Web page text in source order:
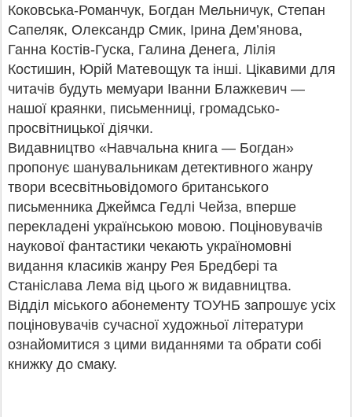
Коковська-Романчук, Богдан Мельничук, Степан
Сапеляк, Олександр Смик, Ірина Дем’янова,
Ганна Костів-Гуска, Галина Денега, Лілія
Костишин, Юрій Матевощук та інші. Цікавими для
читачів будуть мемуари Іванни Блажкевич —
нашої краянки, письменниці, громадсько-
просвітницької діячки.
Видавництво «Навчальна книга — Богдан»
пропонує шанувальникам детективного жанру
твори всесвітньовідомого британського
письменника Джеймса Гедлі Чейза, вперше
перекладені українською мовою. Поціновувачів
наукової фантастики чекають україномовні
видання класиків жанру Рея Бредбері та
Станіслава Лема від цього ж видавництва.
Відділ міського абонементу ТОУНБ запрошує усіх
поціновувачів сучасної художньої літератури
ознайомитися з цими виданнями та обрати собі
книжку до смаку.